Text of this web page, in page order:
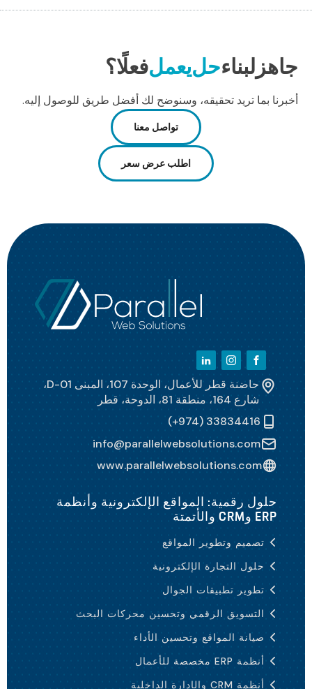
جاهزلبناءحليعملفعلًا؟
أخبرنا بما تريد تحقيقه، وسنوضح لك أفضل طريق للوصول إليه.
تواصل معنا
اطلب عرض سعر
حاضنة قطر للأعمال، الوحدة 107، المبنى D-01،
شارع 164، منطقة 81، الدوحة، قطر
(+974) 33834416
info@parallelwebsolutions.com
www.parallelwebsolutions.com
حلول رقمية: المواقع الإلكترونية وأنظمة
ERP وCRM والأتمتة
تصميم وتطوير المواقع
حلول التجارة الإلكترونية
تطوير تطبيقات الجوال
التسويق الرقمي وتحسين محركات البحث
صيانة المواقع وتحسين الأداء
أنظمة ERP مخصصة للأعمال
أنظمة CRM والإدارة الداخلية